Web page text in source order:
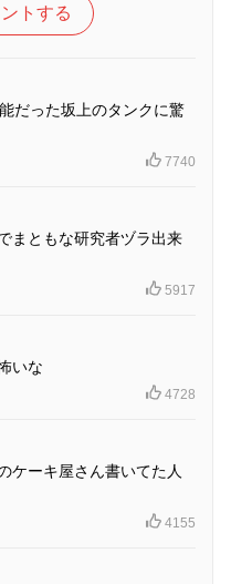
トする
だった坂上のタンクに驚
7740
まともな研究者ヅラ出来
5917
いな
4728
ケーキ屋さん書いてた人
4155